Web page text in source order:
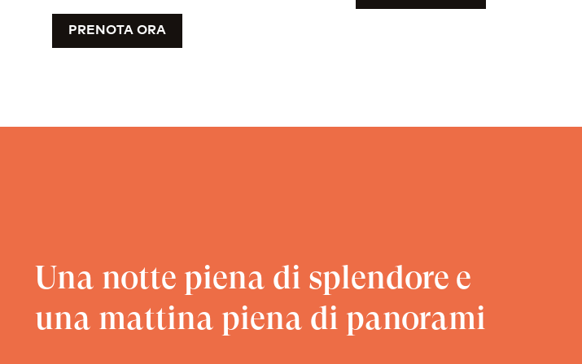
PRENOTA ORA
Una notte piena di splendore e
una mattina piena di panorami